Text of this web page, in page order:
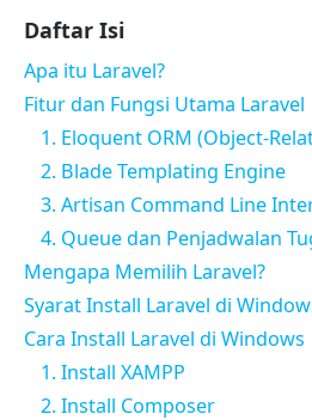
Daftar Isi
Apa itu Laravel?
Fitur dan Fungsi Utama Laravel
1. Eloquent ORM (Object-
2. Blade Templating Engine
3. Artisan Command Line
4. Queue dan Penjadwalan
Mengapa Memilih Laravel?
Syarat Install Laravel di
Cara Install Laravel di Windows
1. Install XAMPP
2. Install Composer